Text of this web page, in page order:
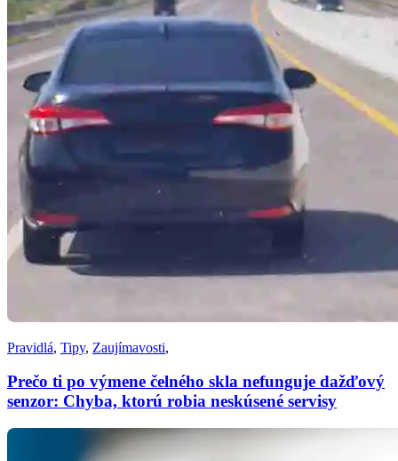
Pravidlá, Tipy, Zaujímavosti,
Prečo ti po výmene čelného skla nefunguje dažďový
senzor: Chyba, ktorú robia neskúsené servisy